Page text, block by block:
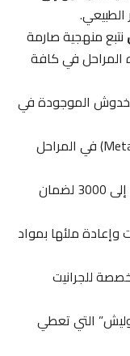
منهجية صارمة
في كافة
الموجودة في
استخدام أقراص الألماظ المعدنية (Metal Bond) في المراحل
الصنفرة المتدرجة بأرقام تبدأ من 50 وتصل إلى 3000 لضمان
ملئها بمواد
للجرانيت
التي تعطي